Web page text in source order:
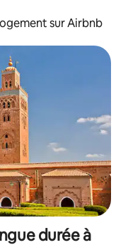
sur Airbnb
durée à